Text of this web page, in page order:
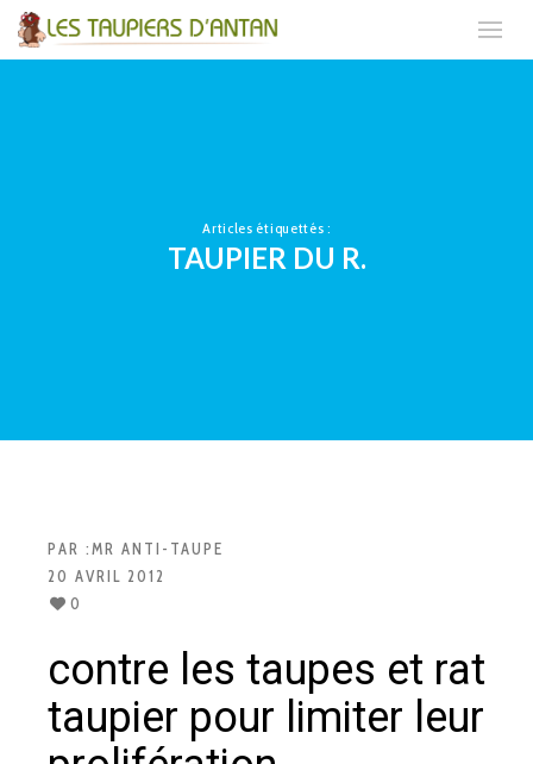
Articles étiquettés :
TAUPIER DU R.
PAR :MR ANTI-TAUPE
20 AVRIL 2012
0
contre les taupes et rat
taupier pour limiter leur